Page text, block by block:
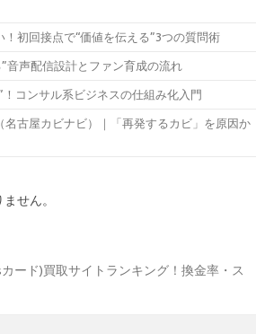
！初回接点で“価値を伝える”3つの質問術
音声配信設計とファン育成の流れ
！コンサル系ビジネスの仕組み化入門
名古屋カビナビ）｜「再発するカビ」を原因か
せん。
ード)買取サイトランキング！換金率・ス